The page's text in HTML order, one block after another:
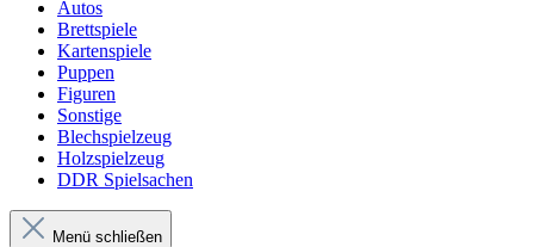
Autos
Brettspiele
Kartenspiele
Puppen
Figuren
Sonstige
Blechspielzeug
Holzspielzeug
DDR Spielsachen
Menü schließen